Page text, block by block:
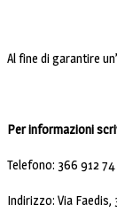
Al fine di garantire
Per informazioni
Telefono: 366 912
Indirizzo: Via